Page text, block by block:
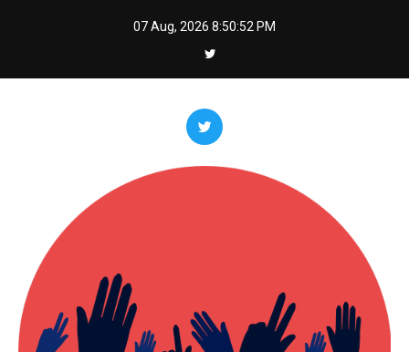
07 Aug, 2026 8:50:54 PM